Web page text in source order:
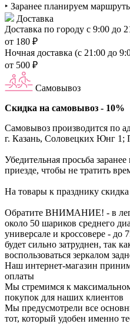
‣ Заранее планируем
Доставка
Доставка по городу с 9:00 до
от 180 ₽
Ночная доставка (с 21:00 до
от 500 ₽
Самовывоз
Скидка на самовывоз - 10%
Самовывоз производится по
г. Казань, Соловецких Юнг 1;
Убедительная просьба
приезде, чтобы не тратить
На товары к празднику скидка
Обратите ВНИМАНИЕ! - в
около 50 шариков среднего
универсале и кроссовере - до
будет сильно затруднен, так
воспользоваться зеркалом
Наш интернет-магазин
оплаты
Мы стремимся к
покупок для наших клиентов
Мы предусмотрели все
тот, который удобен именно